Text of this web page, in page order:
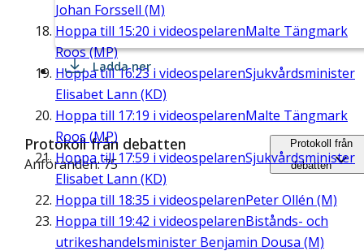
Johan Forssell (M)
Hoppa till 15:20 i videospelarenMalte Tängmark
Roos (MP)
Hoppa till16:23 i videospelarenSjukvårdsminister
Elisabet Lann (KD)
Hoppa till 17:19 i videospelarenMalte Tängmark
Roos (MP)
Hoppa till17:59 i videospelarenSjukvårdsminister
Elisabet Lann (KD)
Hoppa till 18:35 i videospelarenPeter Ollén (M)
Hoppa till 19:42 i videospelarenBistånds- och
utrikeshandelsminister Benjamin Dousa (M)
Ladda ner
Protokoll från debatten
Anföranden: 75
Protokoll från
debatten